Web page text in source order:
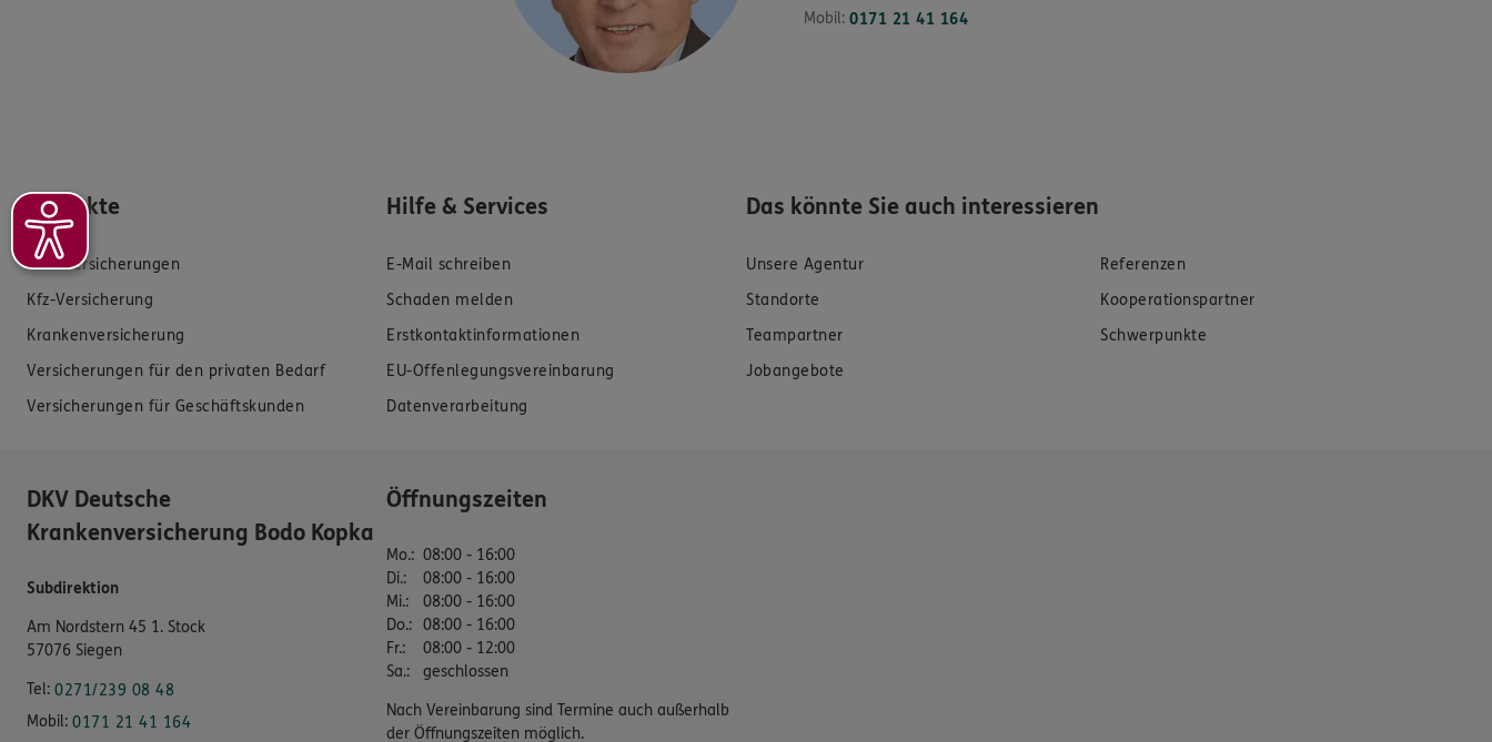
Mobil: 0171 21 41 164
Produkte
Zahnversicherungen
Kfz-Versicherung
Krankenversicherung
Versicherungen für den privaten Bedarf
Versicherungen für Geschäftskunden
Hilfe & Services
E-Mail schreiben
Schaden melden
Erstkontaktinformationen
EU-Offenlegungsvereinbarung
Datenverarbeitung
Das könnte Sie auch interessieren
Unsere Agentur
Referenzen
Standorte
Kooperationspartner
Teampartner
Schwerpunkte
Jobangebote
DKV Deutsche
Krankenversicherung Bodo Kopka
Subdirektion
Am Nordstern 45 1. Stock
57076 Siegen
Tel: 0271/239 08 48
Mobil: 0171 21 41 164
Öffnungszeiten
Mo.: 08:00 - 16:00
Di.:
08:00 - 16:00
Mi.:
08:00 - 16:00
Do.: 08:00 - 16:00
Fr.:
08:00 - 12:00
Sa.: geschlossen
Nach Vereinbarung sind Termine auch außerhalb
der Öffnungszeiten möglich.